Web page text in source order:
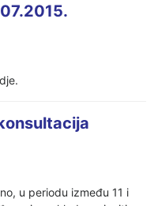
u periodu između 11 i